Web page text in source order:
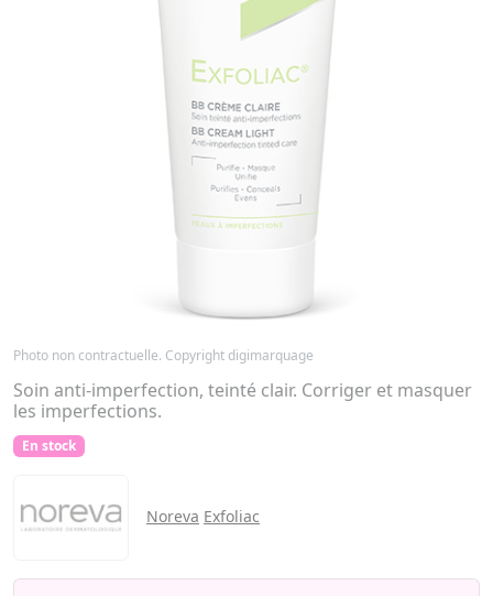
Photo non contractuelle. Copyright digimarquage
Soin anti-imperfection, teinté clair. Corriger et masquer
les imperfections.
En stock
Noreva Exfoliac